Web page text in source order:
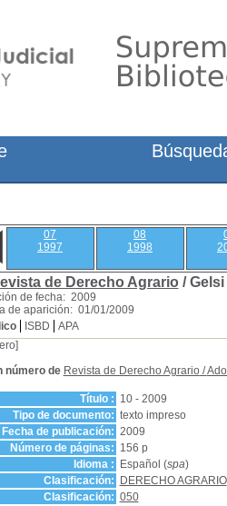
07
1997
08
1998
de Derecho Agrario /
de fecha: 2009
de aparición: 01/01/2009
ISBD
APA
número de Revista de Derecho Agrario/
Título : 10 - 2009
Tipo de documento: texto impreso
Fecha de publicación: 2009
Número de páginas: 156 p
Idioma :
Español (spa)
Clasificación:
DERECHO AGRARIO
Clasificación: 050